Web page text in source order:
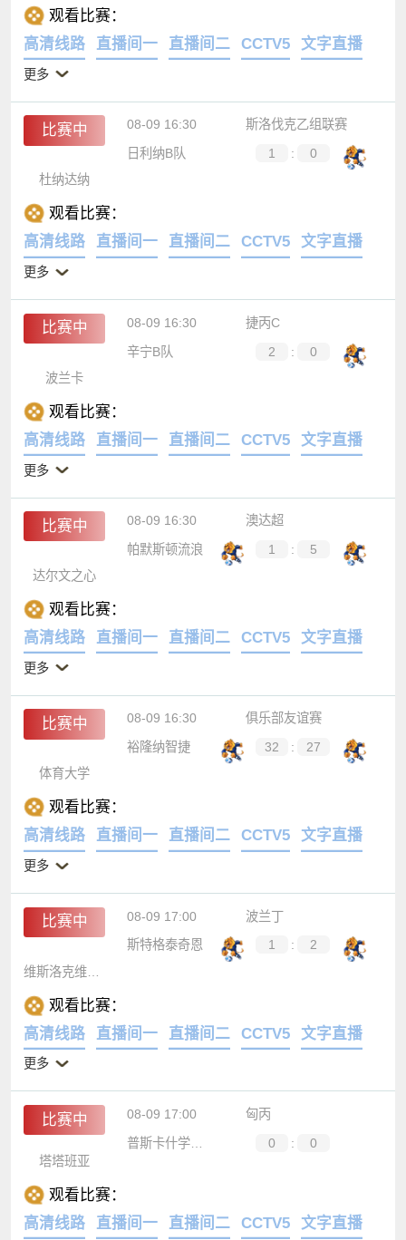
观看比赛：
高清线路
直播间一 直播间二 CCTV5 文字直播
更多
比赛中 08-09 16:30
斯洛伐克乙组联赛
日利纳B队
1 :
0
杜纳达纳
观看比赛：
高清线路
直播间一 直播间二 CCTV5 文字直播
更多
比赛中 08-09 16:30
捷丙C
辛宁B队
2 :
0
波兰卡
观看比赛：
高清线路
直播间一 直播间二 CCTV5 文字直播
更多
比赛中 08-09 16:30
澳达超
帕默斯顿流浪
1 :
5
达尔文之心
观看比赛：
高清线路
直播间一 直播间二 CCTV5 文字直播
更多
比赛中 08-09 16:30
俱乐部友谊赛
裕隆纳智捷
32 :
27
体育大学
观看比赛：
高清线路
直播间一 直播间二 CCTV5 文字直播
更多
比赛中 08-09 17:00
波兰丁
斯特格泰奇恩
1 :
2
维斯洛克维斯尼奥瓦
观看比赛：
高清线路
直播间一 直播间二 CCTV5 文字直播
更多
比赛中 08-09 17:00
匈丙
普斯卡什学院B队
0 :
0
塔塔班亚
观看比赛：
高清线路
直播间一 直播间二 CCTV5 文字直播